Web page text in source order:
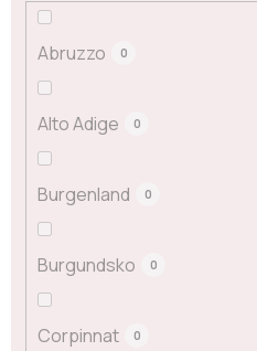
Abruzzo 0
Alto Adige 0
Burgenland 0
Burgundsko 0
Corpinnat 0